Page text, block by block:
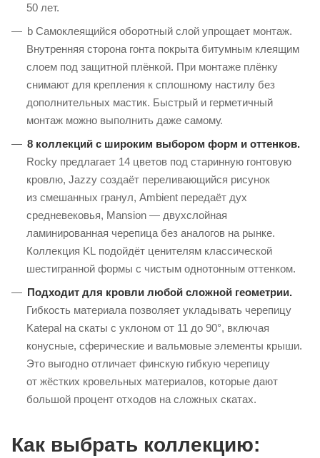
50 лет.
b Самоклеящийся оборотный слой упрощает монтаж.
Внутренняя сторона гонта покрыта битумным клеящим
слоем под защитной плёнкой. При монтаже плёнку
снимают для крепления к сплошному настилу без
дополнительных мастик. Быстрый и герметичный
монтаж можно выполнить даже самому.
8 коллекций с широким выбором форм и оттенков.
Rocky предлагает 14 цветов под старинную гонтовую
кровлю, Jazzy создаёт переливающийся рисунок
из смешанных гранул, Ambient передаёт дух
средневековья, Mansion — двухслойная
ламинированная черепица без аналогов на рынке.
Коллекция KL подойдёт ценителям классической
шестигранной формы с чистым однотонным оттенком.
Подходит для кровли любой сложной геометрии.
Гибкость материала позволяет укладывать черепицу
Katepal на скаты с уклоном от 11 до 90°, включая
конусные, сферические и вальмовые элементы крыши.
Это выгодно отличает финскую гибкую черепицу
от жёстких кровельных материалов, которые дают
большой процент отходов на сложных скатах.
Как выбрать коллекцию: